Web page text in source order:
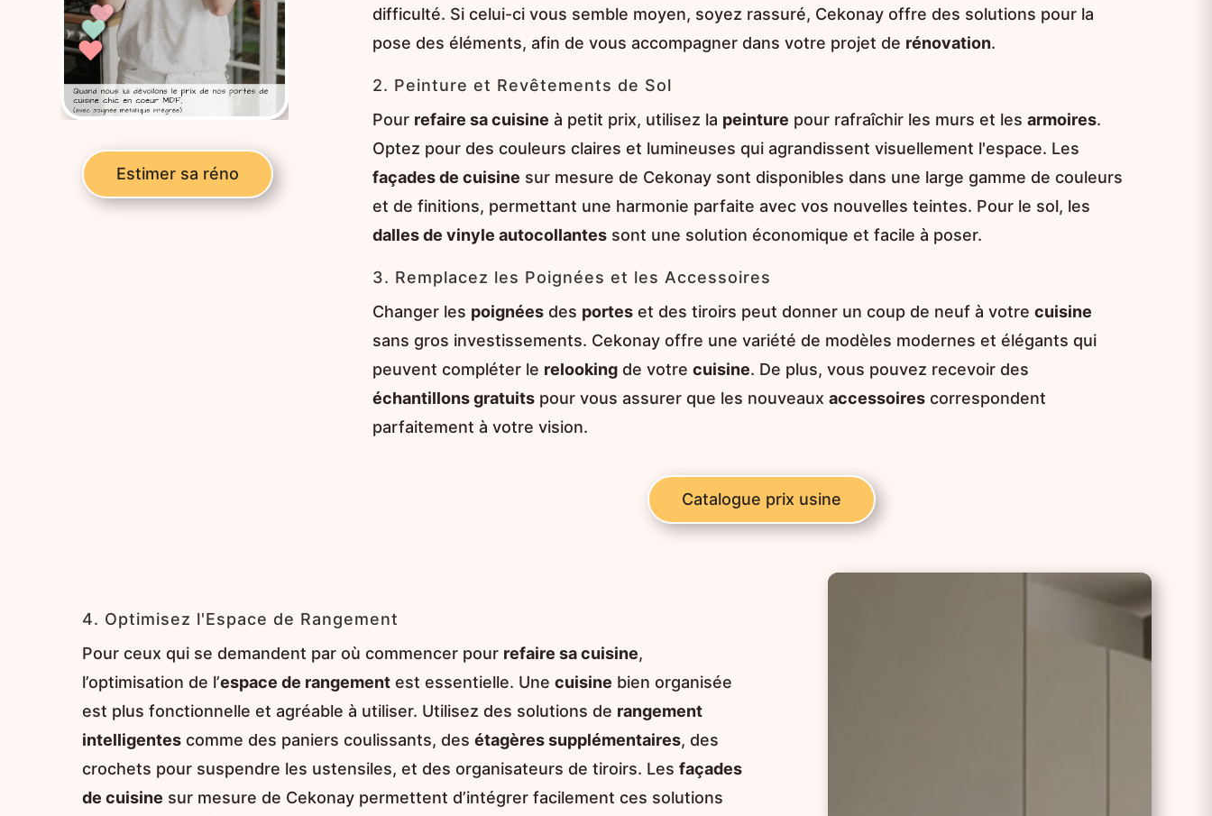
♥
♥
Estimer sa réno
difficulté. Si celui-ci vous semble moyen, soyez rassuré, Cekonay offre des solutions pour la
pose des éléments, afin de vous accompagner dans votre projet de rénovation.
2. Peinture et Revêtements de Sol
Pour refaire sa cuisine à petit prix, utilisez la peinture pour rafraîchir les murs et les armoires.
Optez pour des couleurs claires et lumineuses qui agrandissent visuellement l'espace. Les
façades de cuisine sur mesure de Cekonay sont disponibles dans une large gamme de couleurs
et de finitions, permettant une harmonie parfaite avec vos nouvelles teintes. Pour le sol, les
dalles de vinyle autocollantessont une solution économique et facile à poser.
3. Remplacez les Poignées et les Accessoires
Changer les poignéesdes porteset des tiroirs peut donner un coup de neuf à votre cuisine
sans gros investissements. Cekonay offre une variété de modèles modernes et élégants qui
peuvent compléter le relookingde votre cuisine. De plus, vous pouvez recevoir des
échantillons gratuitspour vous assurer que les nouveaux accessoirescorrespondent
parfaitement à votre vision.
Catalogue prix usine
4. Optimisez l'Espace de Rangement
Pour ceux qui se demandent par où commencer pour refaire sa cuisine,
l’optimisation de l’espace de rangementest essentielle. Une cuisine bien organisée
est plus fonctionnelle et agréable à utiliser. Utilisez des solutions de rangement
intelligentescomme des paniers coulissants, des étagères supplémentaires, des
crochets pour suspendre les ustensiles, et des organisateurs de tiroirs. Les façades
de cuisine sur mesure de Cekonay permettent d’intégrer facilement ces solutions